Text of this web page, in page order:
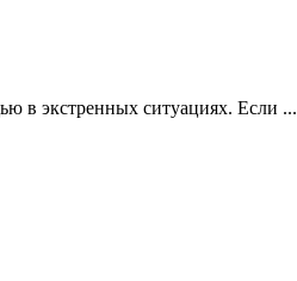
в экстренных ситуациях. Если ...